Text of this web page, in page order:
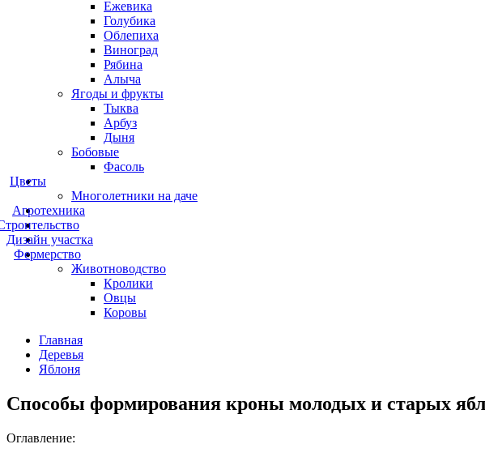
Ежевика
Голубика
Облепиха
Виноград
Рябина
Алыча
Ягоды и фрукты
Тыква
Арбуз
Дыня
Бобовые
Фасоль
Цветы
Многолетники на даче
Агротехника
Дизайн участка
Фермерство
Животноводство
Кролики
Овцы
Коровы
Главная
Деревья
Яблоня
Способы формирования кроны молодых и старых
Оглавление: